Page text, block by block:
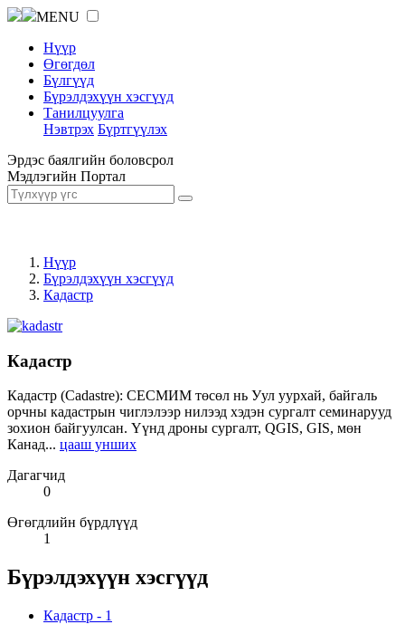
MENU
Нүүр
Өгөгдөл
Бүлгүүд
Бүрэлдэхүүн хэсгүүд
Танилцуулга
Нэвтрэх Бүртгүүлэх
Эрдэс баялгийн боловсрол
Мэдлэгийн Портал
Нүүр
Бүрэлдэхүүн хэсгүүд
Кадастр
Кадастр
Кадастр (Cadastre): СЕСМИМ төсөл нь Уул уурхай, байгаль
орчны кадастрын чиглэлээр нилээд хэдэн сургалт семинарууд
зохион байгуулсан. Үүнд дроны сургалт, QGIS, GIS, мөн
Канад... цааш унших
Дагагчид
0
Өгөгдлийн бүрдлүүд
1
Бүрэлдэхүүн хэсгүүд
Кадастр - 1